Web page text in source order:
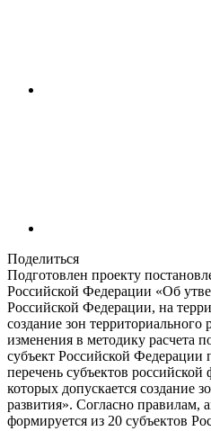
Поделиться
Подготовлен проекту
Российской Федерации «Об
Российской Федерации, на
создание зон территориального
изменения в методику расчета
субъект Российской
перечень субъектов
которых допускается создание
развития». Согласно правилам,
формируется из 20 субъектов